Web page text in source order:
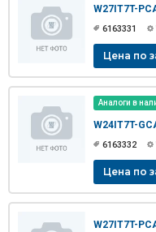
W27IT7T-
6163331
Цена по
Аналоги в
W24IT7T-
6163332
Цена по
W27IT7T-